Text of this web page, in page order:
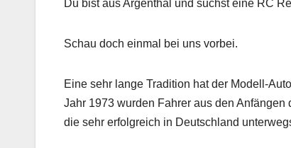
Du bist aus Argenthal und suchst eine RC
Schau doch einmal bei uns vorbei.
Eine sehr lange Tradition hat der Modell-
Jahr 1973 wurden Fahrer aus den
die sehr erfolgreich in Deutschland